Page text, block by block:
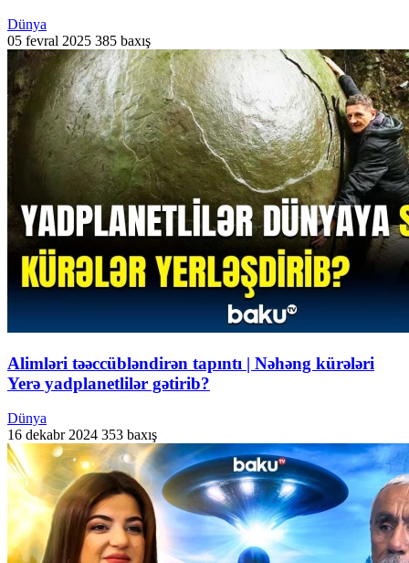
Dünya
05 fevral 2025 385 baxış
Alimləri təəccübləndirən tapıntı | Nəhəng kürələri
Yerə yadplanetlilər gətirib?
Dünya
16 dekabr 2024 353 baxış